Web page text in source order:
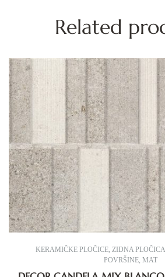
Related
KERAMIČKE PLOČICE, ZIDNA PLOČICA
POVRŠINE, MAT